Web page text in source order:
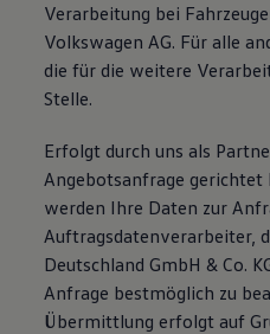
Verarbeitung bei
Volkswagen AG. Für alle
die für die weitere
Stelle.
Erfolgt durch uns als
Angebotsanfrage gerichtet
werden Ihre Daten zur
Auftragsdatenverarbeiter,
Deutschland GmbH & Co.
Anfrage bestmöglich zu
Übermittlung erfolgt auf